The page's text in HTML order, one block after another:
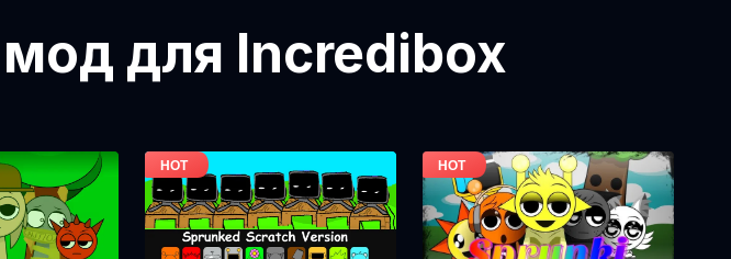
мод для Incredibox